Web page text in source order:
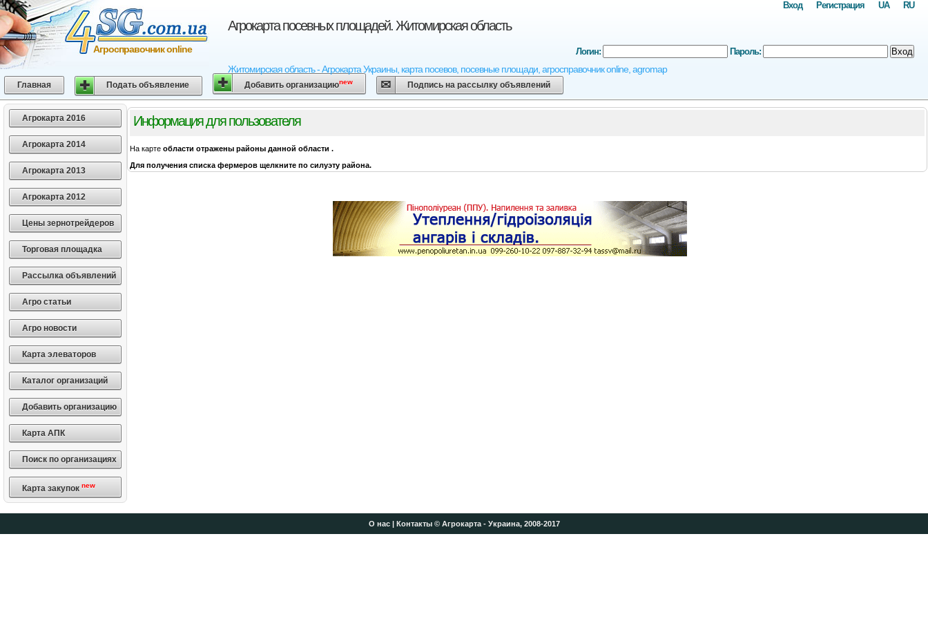
Агрокарта посевных площадей. Житомирская область
Житомирская область - Агрокарта Украины, карта посевов, посевные площади, агросправочник online, agromap
Агросправочник online
RU
UA
Регистрация
Вход
Логин: Пароль: Вход
Главная Подать объявление Добавить организациюnew Подпись на рассылку объявлений
Агрокарта 2016
Агрокарта 2014
Агрокарта 2013
Агрокарта 2012
Цены зернотрейдеров
Торговая площадка
Рассылка объявлений
Агро статьи
Агро новости
Карта элеваторов
Каталог организаций
Добавить организацию
Карта АПК
Поиск по организациях
Карта закупок new
Информация для пользователя
На карте области отражены районы данной области .
Для получения списка фермеров щелкните по силуэту района.
О нас| Контакты© Агрокарта - Украина, 2008-2017